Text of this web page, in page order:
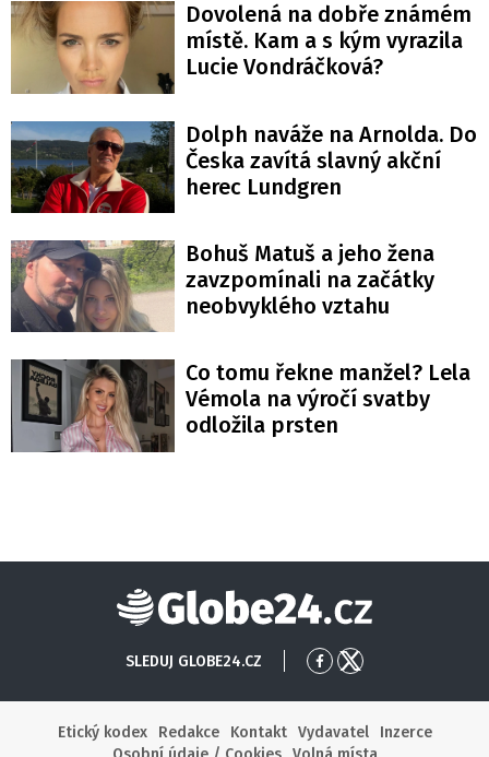
Dovolená na dobře známém
místě. Kam a s kým vyrazila
Lucie Vondráčková?
Dolph naváže na Arnolda. Do
Česka zavítá slavný akční
herec Lundgren
Bohuš Matuš a jeho žena
zavzpomínali na začátky
neobvyklého vztahu
Co tomu řekne manžel? Lela
Vémola na výročí svatby
odložila prsten
Globe24
SLEDUJ GLOBE24.CZ
Přejít
Facebook
Přejít
X
Etický kodex
Redakce Kontakt Vydavatel
Inzerce